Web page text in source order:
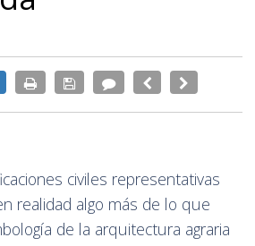
civiles representativas
realidad algo más de lo que
de la arquitectura agraria